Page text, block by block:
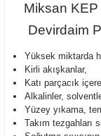
Miksan
Devirdaim
Yüksek miktarda
Kirli akışkanlar,
Katı parçacık
Alkalinler,
Yüzey yıkama,
Takım tezgahları